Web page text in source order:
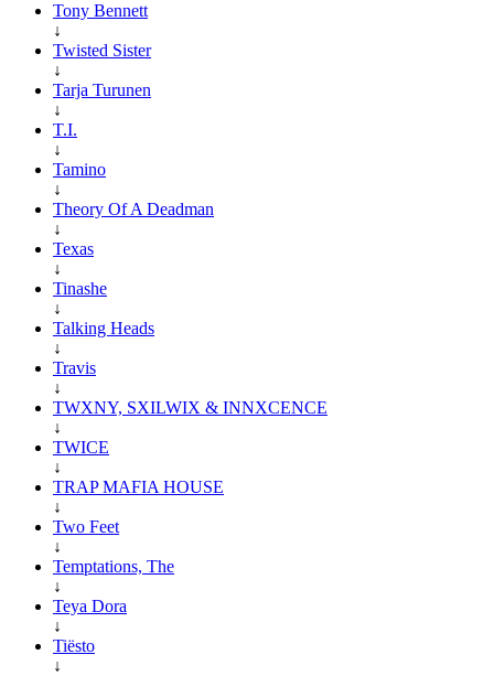
Tony Bennett
↓
Twisted Sister
↓
Tarja Turunen
↓
T.I.
↓
Tamino
↓
Theory Of A Deadman
↓
Texas
↓
Tinashe
↓
Talking Heads
↓
Travis
↓
TWXNY, SXILWIX & INNXCENCE
↓
TWICE
↓
TRAP MAFIA HOUSE
↓
Two Feet
↓
Temptations, The
↓
Teya Dora
↓
Tiësto
↓